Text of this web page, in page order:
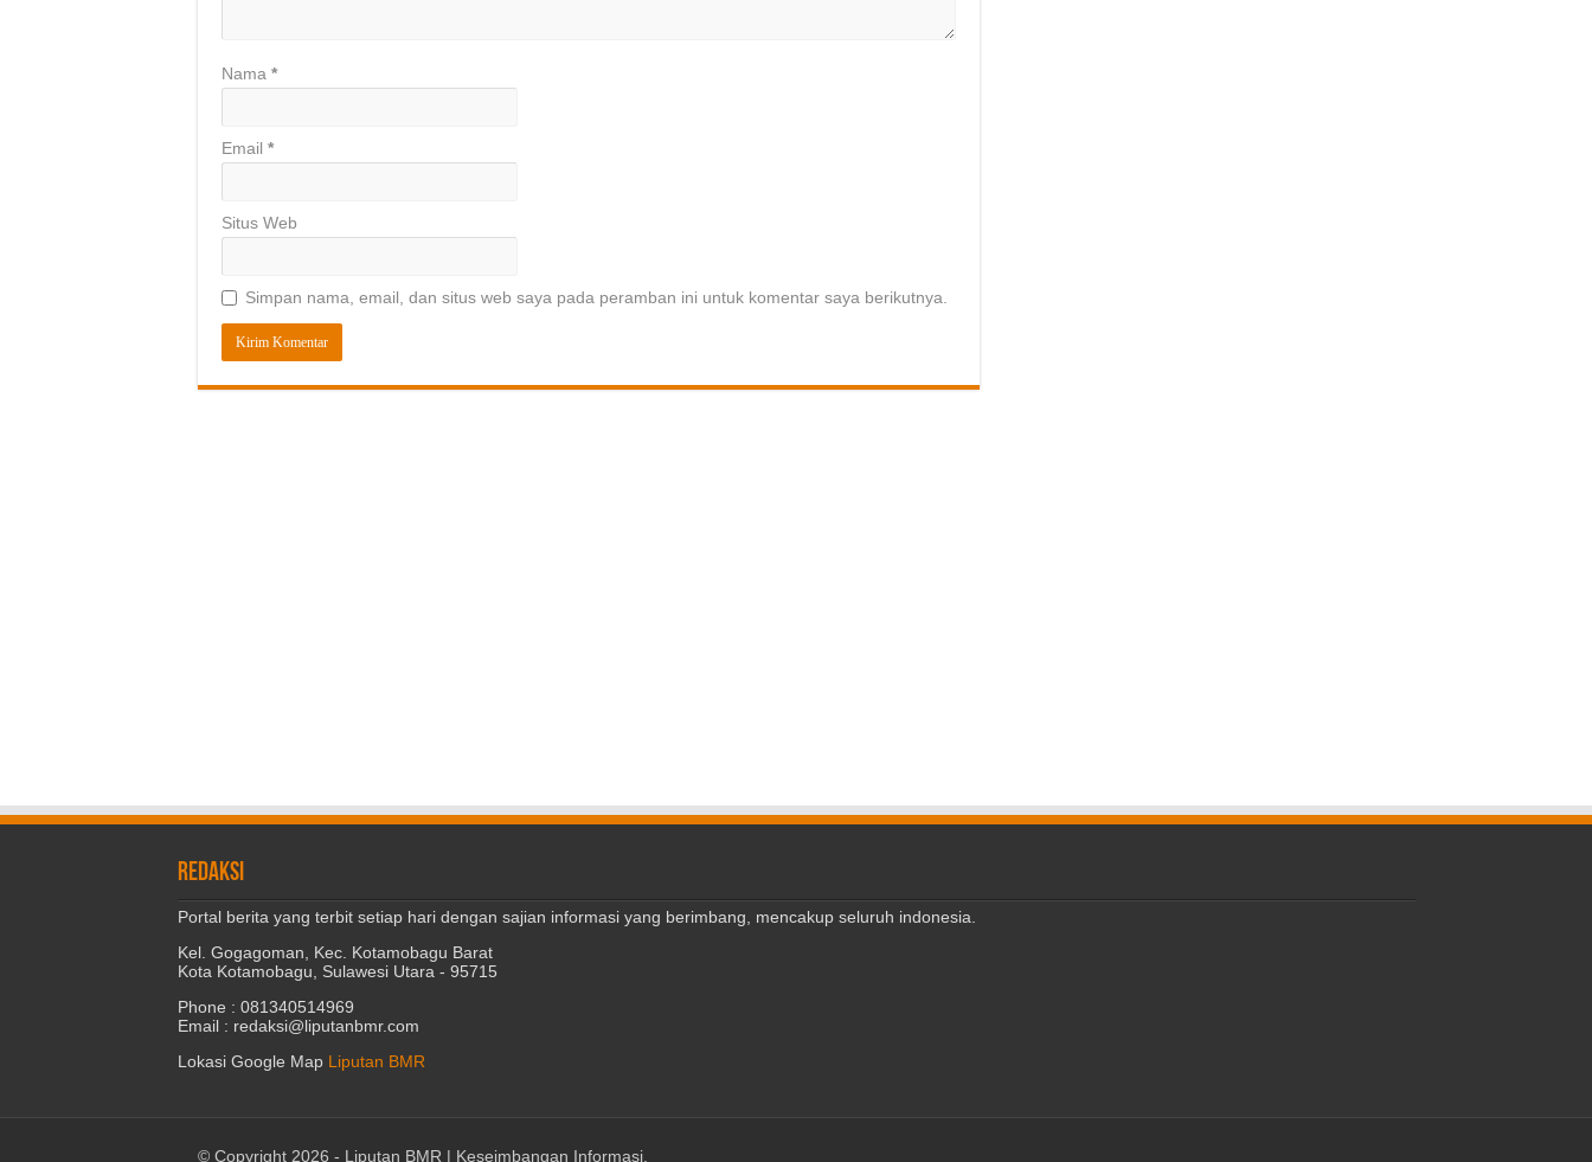
Nama *
Email *
Situs Web
Simpan nama, email, dan situs web saya pada peramban ini untuk komentar saya berikutnya.
REDAKSI
Portal berita yang terbit setiap hari dengan sajian informasi yang berimbang, mencakup seluruh indonesia.
Kel. Gogagoman, Kec. Kotamobagu Barat
Kota Kotamobagu, Sulawesi Utara - 95715
Phone : 081340514969
Email : redaksi@liputanbmr.com
Lokasi Google Map Liputan BMR
© Copyright 2026 - Liputan BMR | Keseimbangan Informasi